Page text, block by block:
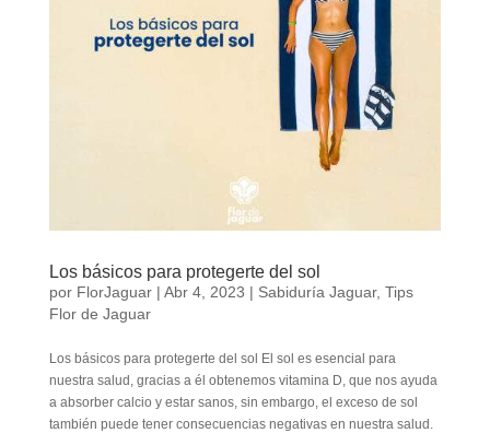
Los básicos para protegerte del sol
por FlorJaguar| Abr 4, 2023 | Sabiduría Jaguar, Tips
Flor de Jaguar
Los básicos para protegerte del sol El sol es esencial para
nuestra salud, gracias a él obtenemos vitamina D, que nos ayuda
a absorber calcio y estar sanos, sin embargo, el exceso de sol
también puede tener consecuencias negativas en nuestra salud.